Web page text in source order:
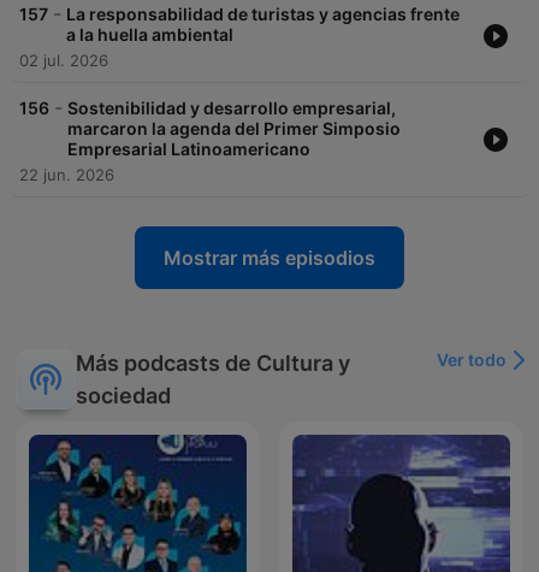
157 - La responsabilidad de turistas y agencias frente
a la huella ambiental
02 jul. 2026
156 - Sostenibilidad y desarrollo empresarial,
marcaron la agenda del Primer Simposio
Empresarial Latinoamericano
22 jun. 2026
Mostrar más episodios
Más podcasts de Cultura y
sociedad
Ver todo